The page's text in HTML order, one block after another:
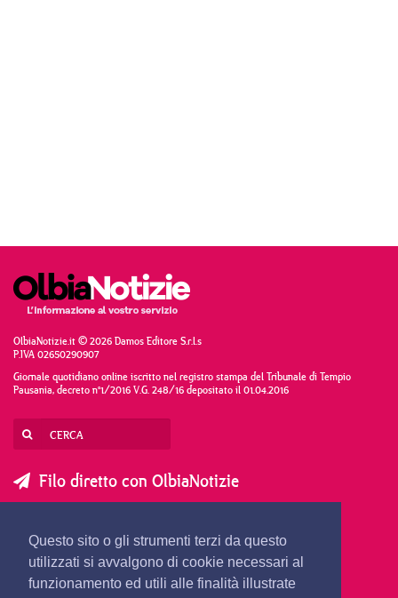
Questo sito o gli strumenti terzi da questo
utilizzati si avvalgono di cookie necessari al
funzionamento ed utili alle finalità illustrate
OlbiaNotizie.it © 2026 Damos Editore S.r.l.s
P.IVA 02650290907
Giornale quotidiano online iscritto nel registro stampa del Tribunale di Tempio
Pausania, decreto n°1/2016 V.G. 248/16 depositato il 01.04.2016
Filo diretto con OlbiaNotizie
SEGNALA UNA NOTIZIA
SEGNALA UN EVENTO